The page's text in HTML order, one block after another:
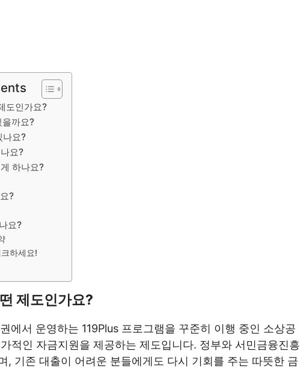
도인가요?
을까요?
나요?
요?
하나요?
?
요?
하세요!
제도인가요?
에서 운영하는 119Plus 프로그램을 꾸준히 이행 중인 소상공
적인 자금지원을 제공하는 제도입니다. 정부와 서민금융진흥
, 기존 대출이 어려운 분들에게도 다시 기회를 주는 따뜻한 금